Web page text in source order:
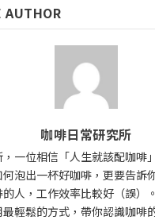
AUTHOR
咖啡日常研究所
一位相信「人生就該配咖啡
泡出一杯好咖啡，更要告訴
人，工作效率比較好（誤）
輕鬆的方式，帶你認識咖啡